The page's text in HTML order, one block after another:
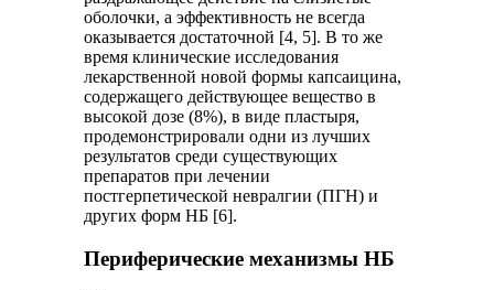
оболочки, а эффективность не всегда
оказывается достаточной [4, 5]. В то же
время клинические исследования
лекарственной новой формы капсаицина,
содержащего действующее вещество в
высокой дозе (8%), в виде пластыря,
продемонстрировали одни из лучших
результатов среди существующих
препаратов при лечении
постгерпетической невралгии (ПГН) и
других форм НБ [6].
Периферические механизмы НБ